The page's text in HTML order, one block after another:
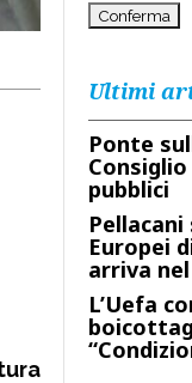
Ultimi
Ponte
pubblici
Europei
arriva
L’Uefa